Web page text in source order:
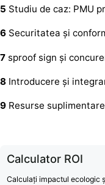
5 Studiu de caz: PMU
6 Securitatea și
7 sproof sign și
8 Introducere și
9 Resurse suplimentare
Calculator ROI
Calculați impactul ecologic